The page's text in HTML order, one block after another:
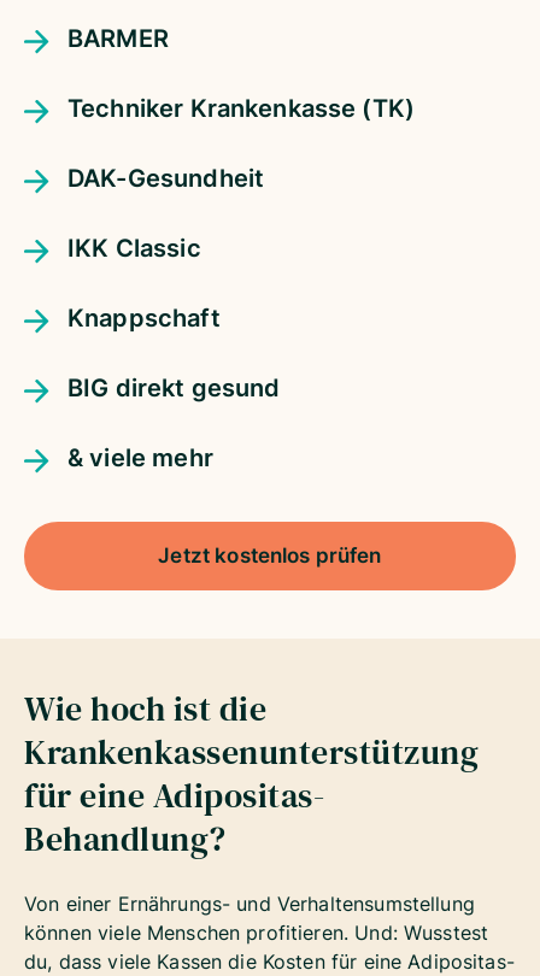
BARMER
Techniker Krankenkasse (TK)
DAK-Gesundheit
IKK Classic
Knappschaft
BIG direkt gesund
& viele mehr
Jetzt kostenlos prüfen
Wie hoch ist die
Krankenkassenunterstützung
für eine Adipositas-
Behandlung?
Von einer Ernährungs- und Verhaltensumstellung
können viele Menschen profitieren. Und: Wusstest
du, dass viele Kassen die Kosten für eine Adipositas-